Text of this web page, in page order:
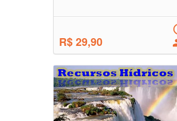
R$ 29,90